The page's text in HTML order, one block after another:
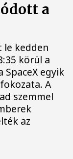
a
le kedden
körül a
egyik
A
szemmel
az